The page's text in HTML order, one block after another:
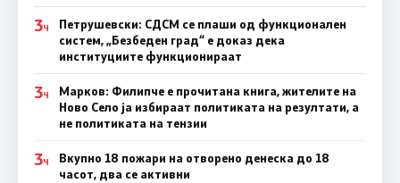
3Ч
Петрушевски: СДСМ се плаши од функционален
систем, „Безбеден град“ е доказ дека
институциите функционираат
3Ч
Марков: Филипче е прочитана книга, жителите на
Ново Село ја избираат политиката на резултати, а
не политиката на тензии
3Ч
Вкупно 18 пожари на отворено денеска до 18
часот, два се активни